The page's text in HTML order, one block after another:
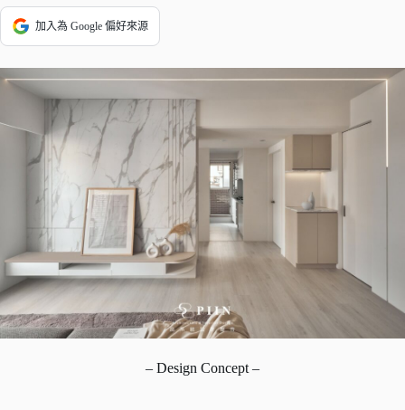
加入為 Google 偏好來源
– Design Concept –